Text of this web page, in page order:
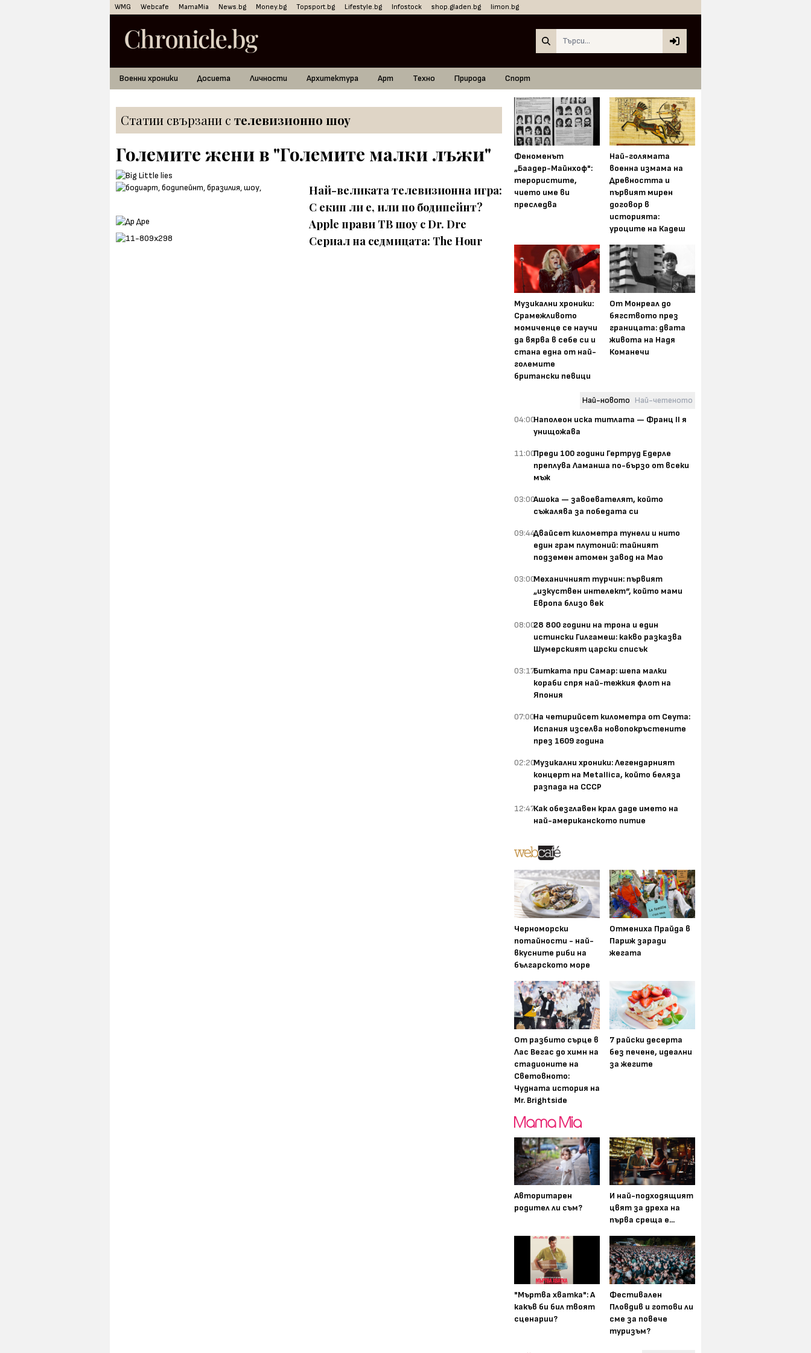
WMG Webcafe MamaMia News.bg Money.bg Topsport.bg Lifestyle.bg Infostock shop.gladen.bg limon.bg
Военни хроники Досиета Личности Архитектура Арт Техно Природа Спорт
Статии свързани с телевизионно шоу
Големите жени в "Големите малки лъжи"
Най-великата телевизионна игра:
С екип ли е, или по бодипейнт?
Apple прави ТВ шоу с Dr. Dre
Сериал на седмицата: The Hour
Феноменът
„Баадер-Майнхоф":
терористите,
чието име ви
преследва
Най-голямата
военна измама на
Древността и
първият мирен
договор в
историята:
уроците на Кадеш
Музикални хроники:
Срамежливото
момиченце се научи
да вярва в себе си и
стана една от най-
големите
британски певици
От Монреал до
бягството през
границата: двата
живота на Надя
Команечи
Най-новото Най-четеното
04:00Наполеон иска титлата — Франц II я
унищожава
11:00Преди 100 години Гертруд Едерле
преплува Ламанша по-бързо от всеки
мъж
03:00Ашока — завоевателят, който
съжалява за победата си
09:44Двайсет километра тунели и нито
един грам плутоний: тайният
подземен атомен завод на Мао
03:00Механичният турчин: първият
„изкуствен интелект“, който мами
Европа близо век
08:0028 800 години на трона и един
истински Гилгамеш: какво разказва
Шумерският царски списък
03:17Битката при Самар: шепа малки
кораби спря най-тежкия флот на
Япония
07:00На четирийсет километра от Сеута:
Испания изселва новопокръстените
през 1609 година
02:20Музикални хроники: Легендарният
концерт на Metallica, който беляза
разпада на СССР
12:47Как обезглавен крал даде името на
най-американското питие
Черноморски
потайности - най-
вкусните риби на
българското море
Отмениха Прайда в
Париж заради
жегата
От разбито сърце в
Лас Вегас до химн на
стадионите на
Световното:
Чудната история на
Mr. Brightside
7 райски десерта
без печене, идеални
за жегите
Авторитарен
родител ли съм?
И най-подходящият
цвят за дреха на
първа среща е...
"Мъртва хватка": А
какъв би бил твоят
сценарии?
Фестивален
Пловдив и готови ли
сме за повече
туризъм?